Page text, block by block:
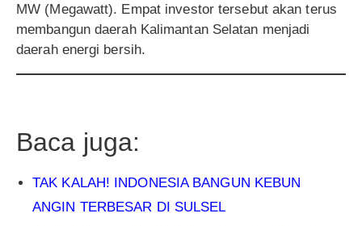
MW (Megawatt). Empat investor tersebut akan terus
membangun daerah Kalimantan Selatan menjadi
daerah energi bersih.
Baca juga:
TAK KALAH! INDONESIA BANGUN KEBUN
ANGIN TERBESAR DI SULSEL